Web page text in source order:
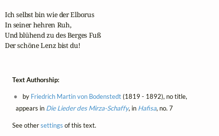
Ich selbst bin wie der Elborus
In seiner hehren Ruh,
Und blühend zu des Berges Fuß
Der schöne Lenz bist du!
Text Authorship:
by Friedrich Martin von Bodenstedt(1819 - 1892), no title,
appears in Die Lieder des Mirza-Schaffy, in Hafisa, no. 7
See othersettings of this text.